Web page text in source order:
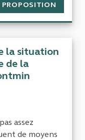
PROPOSITION
la situation
de la
assez
de moyens